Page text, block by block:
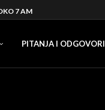
7 AM
PITANJA I ODGOVORI